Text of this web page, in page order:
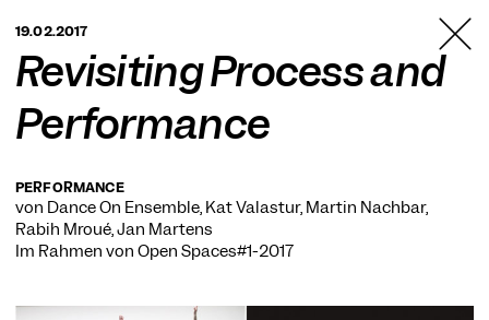
BERLIN
19.02.2017
Revisiting Process and
Performance
PERFORMANCE
von Dance On Ensemble, Kat Valastur, Martin Nachbar,
Rabih Mroué, Jan Martens
Im Rahmen von Open Spaces#1-2017